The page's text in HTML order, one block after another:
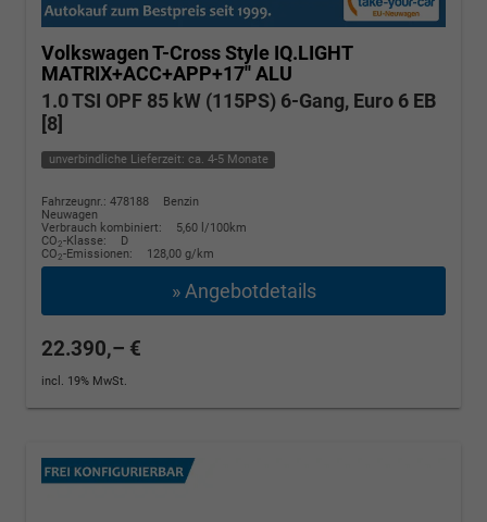
Volkswagen T-CrossStyle IQ.LIGHT
MATRIX+ACC+APP+17'' ALU
1.0 TSI OPF 85 kW (115PS) 6-Gang, Euro 6 EB
[8]
unverbindliche Lieferzeit: ca. 4-5 Monate
Fahrzeugnr.: 478188
Benzin
Neuwagen
Verbrauch kombiniert:
5,60 l/100km
CO2-Klasse:
D
CO2-Emissionen: 128,00 g/km
» Angebotdetails
22.390,– €
incl. 19% MwSt.